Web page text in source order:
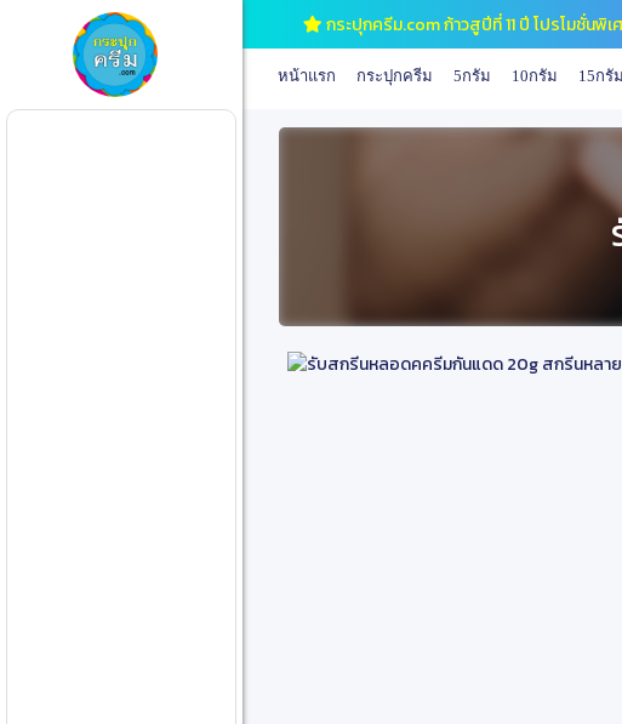
ยินดีต้อนรับสู่ กระปุกครีม.com ปรับโฉมเว็
หน้าแรก กระปุกครีม 5กรัม 10กรัม 15กรัม